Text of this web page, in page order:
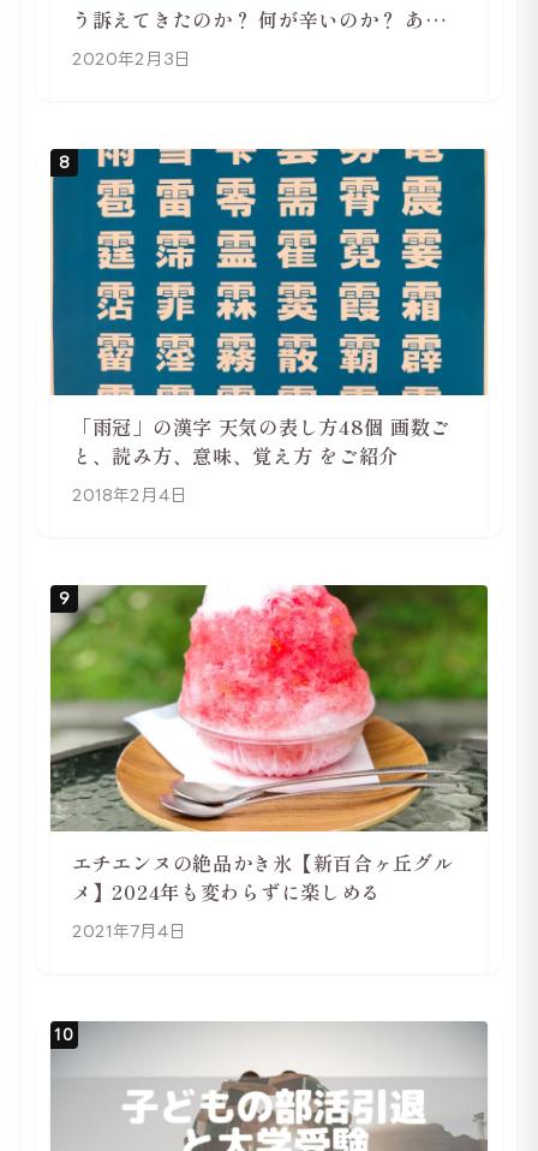
う訴えてきたのか？ 何が辛いのか？ あらた
めて考えてみる
2020年2月3日
8
「雨冠」の漢字 天気の表し方48個 画数ご
と、読み方、意味、覚え方 をご紹介
2018年2月4日
9
エチエンヌの絶品かき氷【新百合ヶ丘グル
メ】2024年も変わらずに楽しめる
2021年7月4日
10